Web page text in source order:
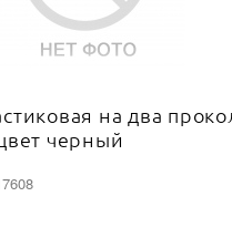
на два
черный